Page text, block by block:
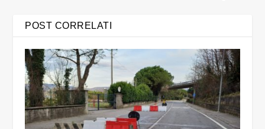
POST CORRELATI